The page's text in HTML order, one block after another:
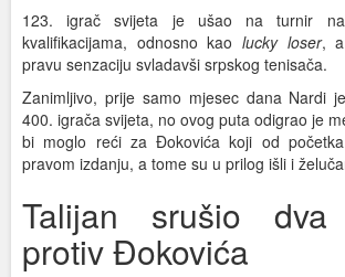
123. igrač svijeta je ušao na turnir
kvalifikacijama, odnosno kao lucky loser,
pravu senzaciju svladavši srpskog tenisača.
Zanimljivo, prije samo mjesec dana Nardi
400. igrača svijeta, no ovog puta odigrao je
bi moglo reći za Đokovića koji od
pravom izdanju, a tome su u prilog išli i
Talijan srušio dva
protiv Đokovića